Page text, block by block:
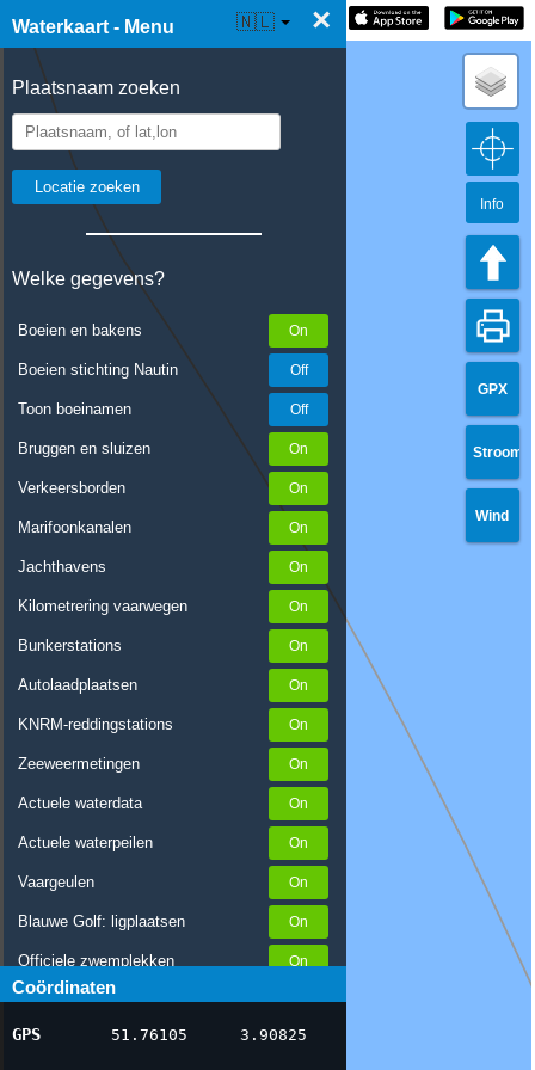
Waterkaart - Menu ×
Plaatsnaam zoeken
Welke gegevens?
Boeien en bakens
Boeien stichting Nautin
Toon boeinamen
Bruggen en sluizen
Verkeersborden
Marifoonkanalen
Jachthavens
Kilometrering vaarwegen
Bunkerstations
Autolaadplaatsen
KNRM-reddingstations
Zeeweermetingen
Actuele waterdata
Actuele waterpeilen
Vaargeulen
Blauwe Golf: ligplaatsen
Officiele zwemplekken
Stremmingen/hinder
AIS scheepsposities
Coördinaten
GPS 51.76105 3.90825
☰ Waterkaart Live 🇳🇱
GPX
Stroom
Wind
Info